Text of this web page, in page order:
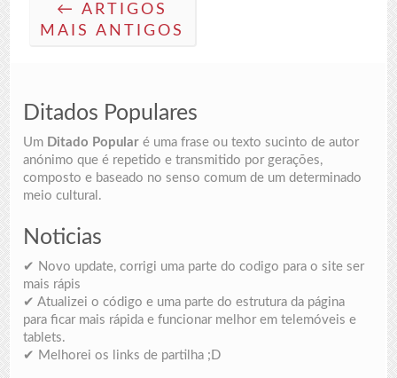
← ARTIGOS
MAIS ANTIGOS
Ditados Populares
Um Ditado Popular é uma frase ou texto sucinto de autor
anónimo que é repetido e transmitido por gerações,
composto e baseado no senso comum de um determinado
meio cultural.
Noticias
✔ Novo update, corrigi uma parte do codigo para o site ser
mais rápis
✔ Atualizei o código e uma parte do estrutura da página
para ficar mais rápida e funcionar melhor em telemóveis e
tablets.
✔ Melhorei os links de partilha ;D